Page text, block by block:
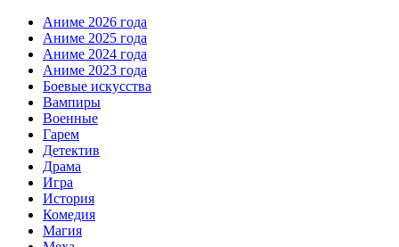
Аниме 2026 года
Аниме 2025 года
Аниме 2024 года
Аниме 2023 года
Боевые искусства
Вампиры
Военные
Гарем
Детектив
Драма
Игра
История
Комедия
Магия